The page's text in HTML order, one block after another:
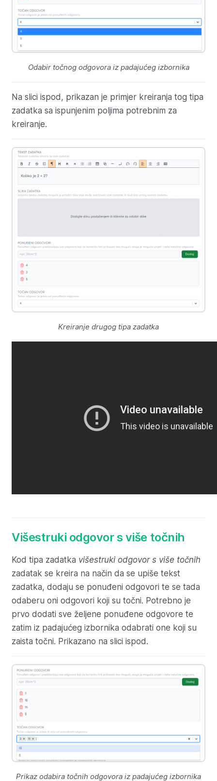
Odabir točnog odgovora iz padajućeg izbornika
Na slici ispod, prikazan je primjer kreiranja tog tipa
zadatka sa ispunjenim poljima potrebnim za
kreiranje.
Kreiranje drugog tipa zadatka
Višestruki odgovor s više točnih
Kod tipa zadatka višestruki odgovor s više točnih
zadatak se kreira na način da se upiše tekst
zadatka, dodaju se ponuđeni odgovori te se tada
odaberu oni odgovori koji su točni. Potrebno je
prvo dodati sve željene ponuđene odgovore te
zatim iz padajućeg izbornika odabrati one koji su
zaista točni. Prikazano na slici ispod.
Prikaz odabira točnih odgovora iz padajućeg izbornika